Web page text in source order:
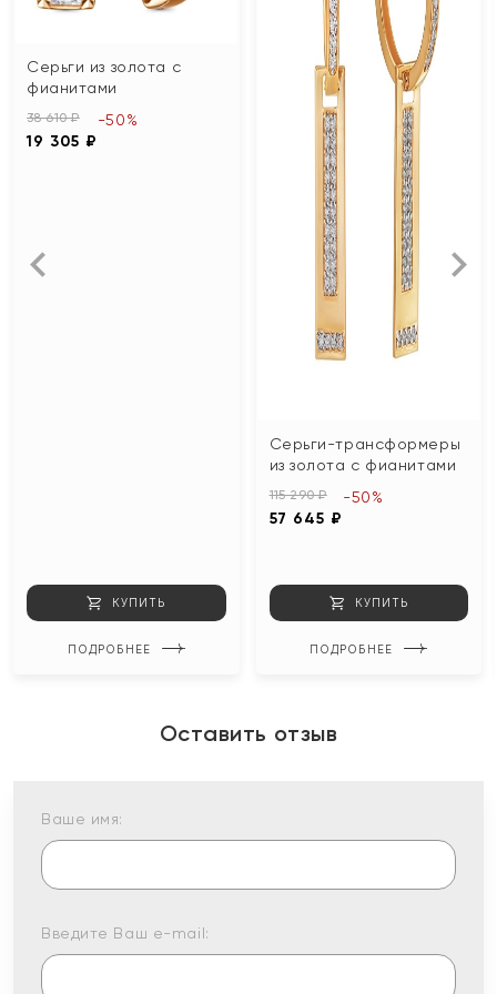
Серьги из золота с
фианитами
38 610 ₽
19 305 ₽
-50%
КУПИТЬ
ПОДРОБНЕЕ
Серьги-трансформеры
из золота с фианитами
115 290 ₽
57 645 ₽
-50%
КУПИТЬ
ПОДРОБНЕЕ
Оставить отзыв
Ваше имя:
Введите Ваш e-mail: